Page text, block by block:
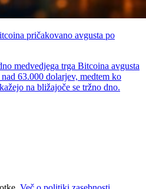
pričakovano avgusta po
medvedjega trga Bitcoina avgusta
63.000 dolarjev, medtem ko
na bližajoče se tržno dno.